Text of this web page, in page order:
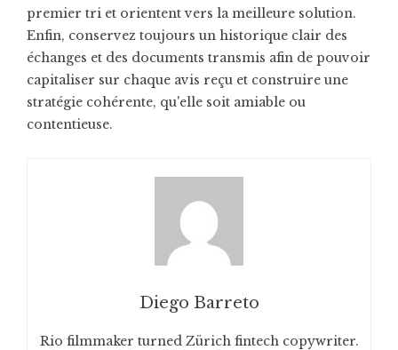
premier tri et orientent vers la meilleure solution.
Enfin, conservez toujours un historique clair des
échanges et des documents transmis afin de pouvoir
capitaliser sur chaque avis reçu et construire une
stratégie cohérente, qu'elle soit amiable ou
contentieuse.
Diego Barreto
Rio filmmaker turned Zürich fintech copywriter.